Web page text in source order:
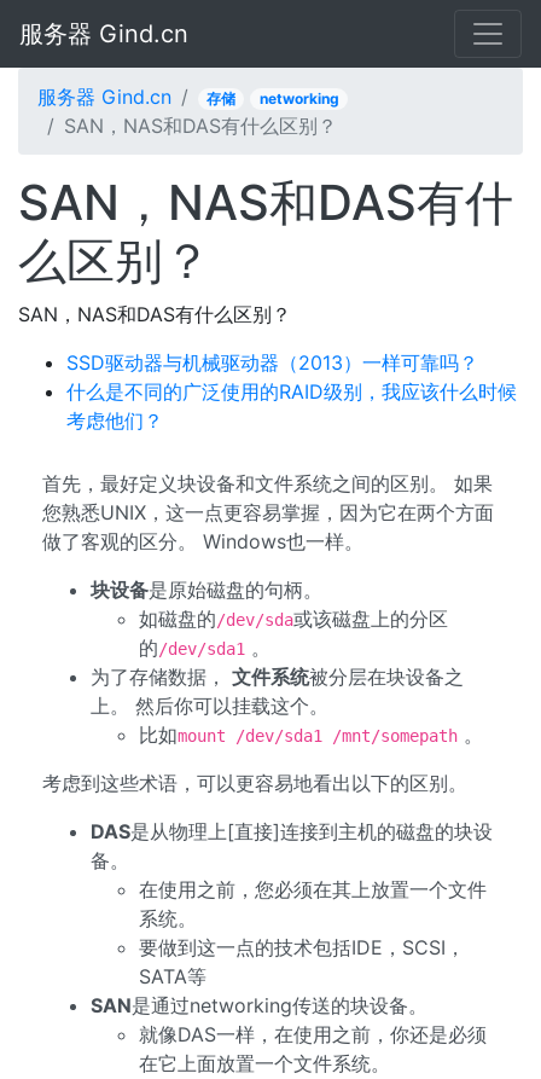
服务器 Gind.cn
服务器 Gind.cn 存储 networking
SAN，NAS和DAS有什么区别？
SAN，NAS和DAS有什
么区别？
SAN，NAS和DAS有什么区别？
SSD驱动器与机械驱动器（2013）一样可靠吗？
什么是不同的广泛使用的RAID级别，我应该什么时候
考虑他们？
首先，最好定义块设备和文件系统之间的区别。 如果
您熟悉UNIX，这一点更容易掌握，因为它在两个方面
做了客观的区分。 Windows也一样。
块设备是原始磁盘的句柄。
如磁盘的/dev/sda或该磁盘上的分区
的/dev/sda1 。
为了存储数据， 文件系统被分层在块设备之
上。 然后你可以挂载这个。
比如mount /dev/sda1 /mnt/somepath 。
考虑到这些术语，可以更容易地看出以下的区别。
DAS是从物理上[直接]连接到主机的磁盘的块设
备。
在使用之前，您必须在其上放置一个文件
系统。
要做到这一点的技术包括IDE，SCSI，
SATA等
SAN是通过networking传送的块设备。
就像DAS一样，在使用之前，你还是必须
在它上面放置一个文件系统。